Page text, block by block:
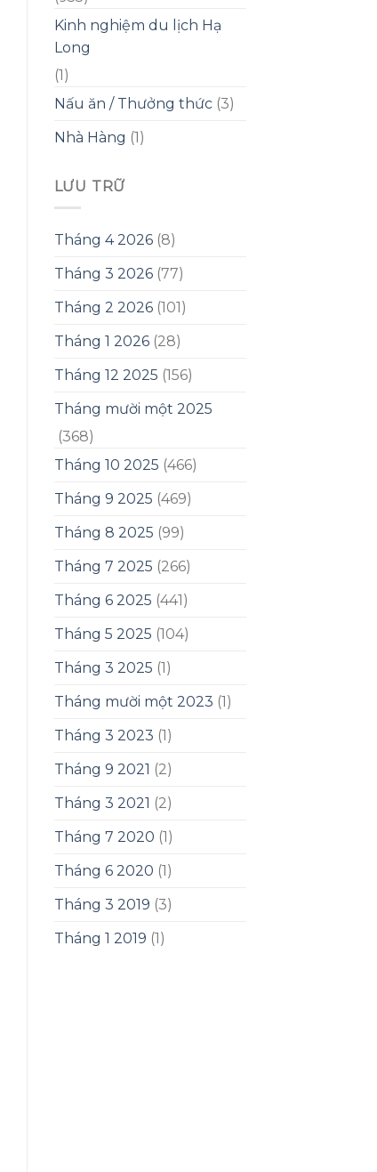
Kinh nghiệm du lịch Hạ
Long
(1)
Nấu ăn / Thưởng thức(3)
Nhà Hàng (1)
LƯU TRỮ
Tháng 4 2026(8)
Tháng 3 2026(77)
Tháng 2 2026(101)
Tháng 1 2026(28)
Tháng 12 2025 (156)
Tháng mười một 2025
(368)
Tháng 10 2025 (466)
Tháng 9 2025 (469)
Tháng 8 2025 (99)
Tháng 7 2025 (266)
Tháng 6 2025 (441)
Tháng 5 2025 (104)
Tháng 3 2025 (1)
Tháng mười một 2023 (1)
Tháng 3 2023 (1)
Tháng 9 2021 (2)
Tháng 3 2021 (2)
Tháng 7 2020 (1)
Tháng 6 2020 (1)
Tháng 3 2019 (3)
Tháng 1 2019 (1)